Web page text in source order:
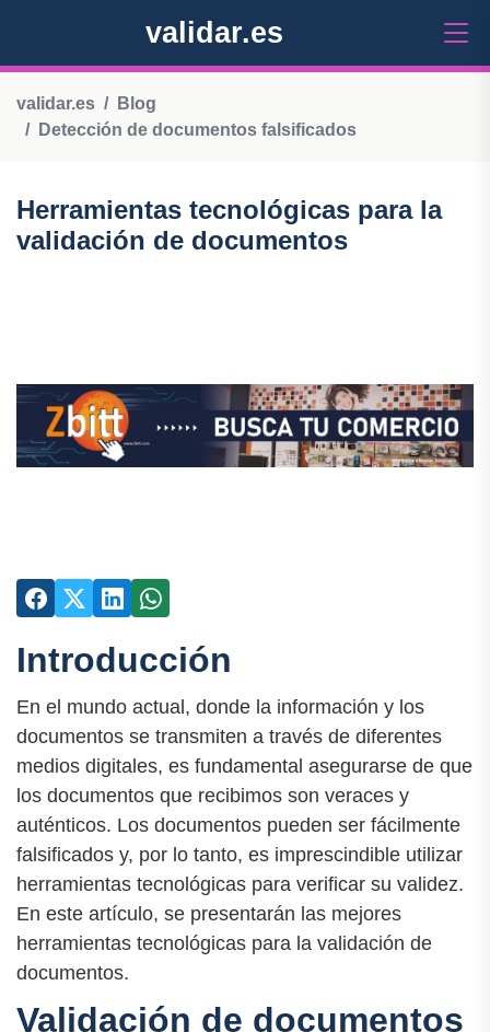
validar.es
validar.es
Blog
Detección de documentos falsificados
Herramientas tecnológicas para la
validación de documentos
Introducción
En el mundo actual, donde la información y los
documentos se transmiten a través de diferentes
medios digitales, es fundamental asegurarse de que
los documentos que recibimos son veraces y
auténticos. Los documentos pueden ser fácilmente
falsificados y, por lo tanto, es imprescindible utilizar
herramientas tecnológicas para verificar su validez.
En este artículo, se presentarán las mejores
herramientas tecnológicas para la validación de
documentos.
Validación de documentos